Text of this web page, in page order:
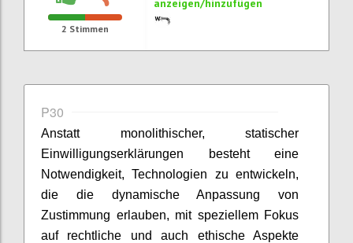
2 Stimmen
anzeigen/hinzufügen
P30
Anstatt monolithischer, statischer
Einwilligungserklärungen besteht eine
Notwendigkeit, Technologien zu entwickeln,
die die dynamische Anpassung von
Zustimmung erlauben, mit speziellem Fokus
auf rechtliche und auch ethische Aspekte